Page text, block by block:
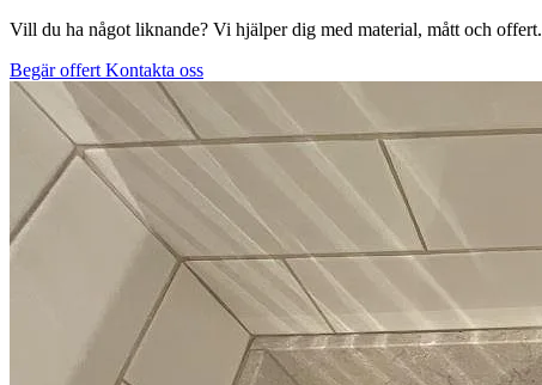
Vill du ha något liknande? Vi hjälper dig med material, mått och offert.
Begär offert Kontakta oss